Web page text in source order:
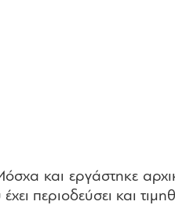
και εργάστηκε
περιοδεύσει και